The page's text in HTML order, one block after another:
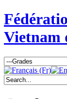
Vietnam